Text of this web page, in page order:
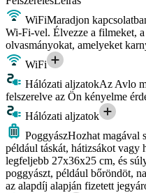
WiFiMaradjon
Wi-Fi-vel. Élvezze a filmeket,
olvasmányokat, amelyeket
WiFi
Hálózati aljzatokAz Avlo
felszerelve az Ön kényelme
Hálózati aljzatok
PoggyászHozhat magával
például táskát, hátizsákot vagy
legfeljebb 27x36x25 cm, és
poggyászt, például bőröndöt,
az alapdíj alapján fizetett